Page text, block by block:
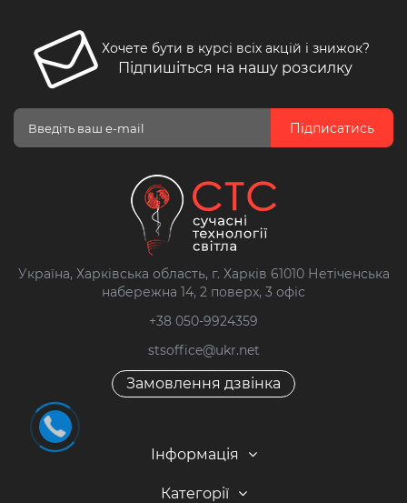
Хочете бути в курсі всіх акцій і знижок?
Підпишіться на нашу розсилку
Підписатись
Україна, Харківська область, г. Харків 61010 Нетіченська
набережна 14, 2 поверх, 3 офіс
+38 050-9924359
stsoffice@ukr.net
Замовлення дзвінка
Інформація
Категорії